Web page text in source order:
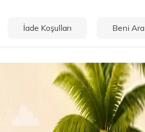
İade Koşulları Beni Ara